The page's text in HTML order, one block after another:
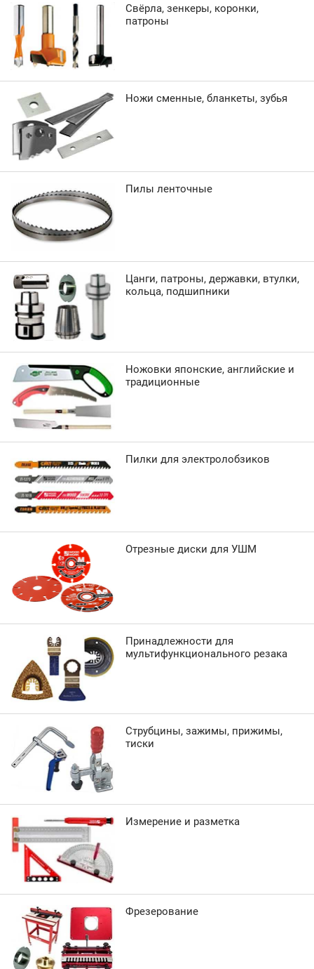
Свёрла, зенкеры, коронки,
патроны
Ножи сменные, бланкеты, зубья
Пилы ленточные
Цанги, патроны, державки, втулки,
кольца, подшипники
Ножовки японские, английские и
традиционные
Пилки для электролобзиков
Отрезные диски для УШМ
Принадлежности для
мультифункционального резака
Струбцины, зажимы, прижимы,
тиски
Измерение и разметка
Фрезерование